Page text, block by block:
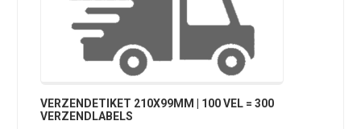
VERZENDETIKET 210X99MM | 100 VEL = 300
VERZENDLABELS